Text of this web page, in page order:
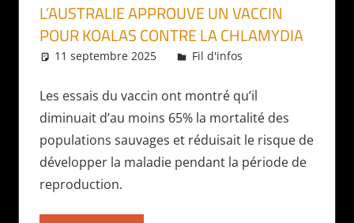
L’AUSTRALIE APPROUVE UN VACCIN
POUR KOALAS CONTRE LA CHLAMYDIA
11 septembre 2025 Daniel
Fil d'infos
Les essais du vaccin ont montré qu’il
diminuait d’au moins 65% la mortalité des
populations sauvages et réduisait le risque de
développer la maladie pendant la période de
reproduction.